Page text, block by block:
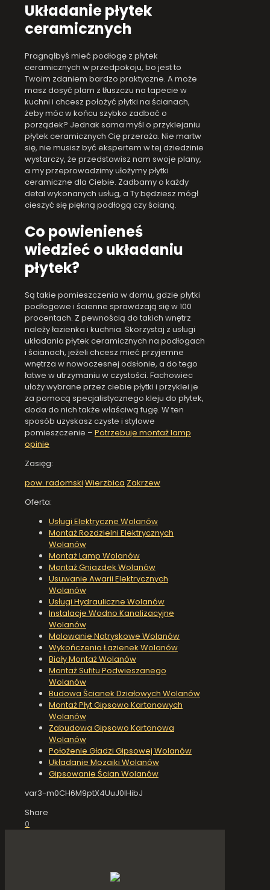
Układanie płytek
ceramicznych
Pragnąłbyś mieć podłogę z płytek
ceramicznych w przedpokoju, bo jest to
Twoim zdaniem bardzo praktyczne. A może
masz dosyć plam z tłuszczu na tapecie w
kuchni i chcesz położyć płytki na ścianach,
żeby móc w końcu szybko zadbać o
porządek? Jednak sama myśl o przyklejaniu
płytek ceramicznych Cię przeraża. Nie martw
się, nie musisz być ekspertem w tej dziedzinie
wystarczy, że przedstawisz nam swoje plany,
a my przeprowadzimy ułożymy płytki
ceramiczne dla Ciebie. Zadbamy o każdy
detal wykonanych usług, a Ty będziesz mógł
cieszyć się piękną podłogą czy ścianą.
Co powienieneś
wiedzieć o układaniu
płytek?
Są takie pomieszczenia w domu, gdzie płytki
podłogowe i ścienne sprawdzają się w 100
procentach. Z pewnością do takich wnętrz
należy łazienka i kuchnia. Skorzystaj z usługi
układania płytek ceramicznych na podłogach
i ścianach, jeżeli chcesz mieć przyjemne
wnętrza w nowoczesnej odsłonie, a do tego
łatwe w utrzymaniu w czystości. Fachowiec
ułoży wybrane przez ciebie płytki i przyklei je
za pomocą specjalistycznego kleju do płytek,
doda do nich także właściwą fugę. W ten
sposób uzyskasz czyste i stylowe
pomieszczenie – Potrzebuje montaż lamp
opinie
Zasięg:
pow. radomski Wierzbica Zakrzew
Oferta:
Usługi Elektryczne Wolanów
Montaż Rozdzielni Elektrycznych
Wolanów
Montaż Lamp Wolanów
Montaż Gniazdek Wolanów
Usuwanie Awarii Elektrycznych
Wolanów
Usługi Hydrauliczne Wolanów
Instalacje Wodno Kanalizacyjne
Wolanów
Malowanie Natryskowe Wolanów
Wykończenia Łazienek Wolanów
Biały Montaż Wolanów
Montaż Sufitu Podwieszanego
Wolanów
Budowa Ścianek Działowych Wolanów
Montaż Płyt Gipsowo Kartonowych
Wolanów
Zabudowa Gipsowo Kartonowa
Wolanów
Położenie Gładzi Gipsowej Wolanów
Układanie Mozaiki Wolanów
Gipsowanie Ścian Wolanów
var3-m0CH6M9ptX4UuJ0IHibJ
Share
0